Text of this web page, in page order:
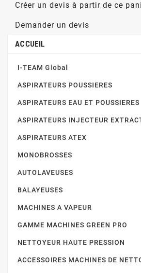
Créer un devis à partir de ce
Demander un devis
ACCUEIL
I-TEAM Global
ASPIRATEURS POUSSIERES
ASPIRATEURS EAU ET POUSSIERES
ASPIRATEURS INJECTEUR
ASPIRATEURS ATEX
MONOBROSSES
AUTOLAVEUSES
BALAYEUSES
MACHINES A VAPEUR
GAMME MACHINES GREEN PRO
NETTOYEUR HAUTE PRESSION
ACCESSOIRES MACHINES DE